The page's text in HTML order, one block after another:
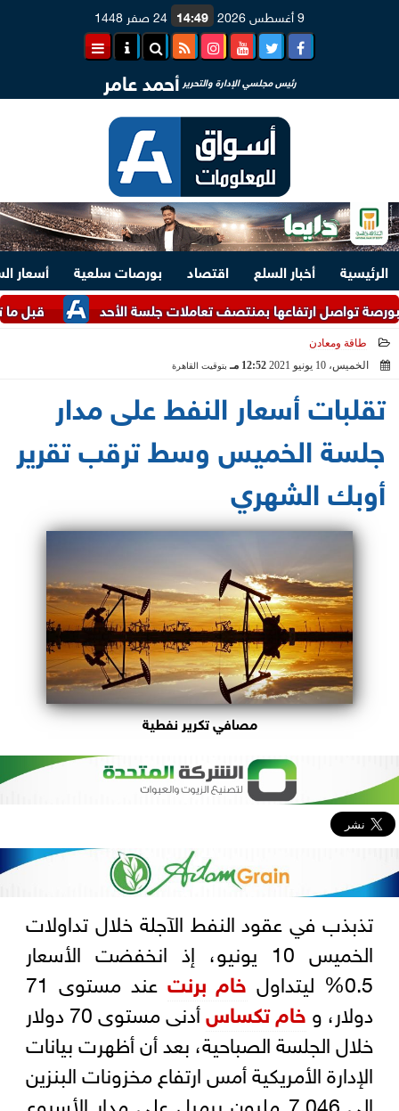
9 أغسطس 2026 14:49 24 صفر 1448
رئيس مجلسي الإدارة والتحرير أحمد عامر
الرئيسية أخبار السلع اقتصاد بورصات سلعية
أسعار
قبل ما تشتري.. اعرف
ارتفاعها بمنتصف تعاملات جلسة الأحد
طاقة ومعادن
الخميس، 10 يونيو 2021
12:52 مـ بتوقيت القاهرة
تقلبات أسعار النفط على مدار
جلسة الخميس وسط ترقب تقرير
أوبك الشهري
مصافي تكرير نفطية
تذبذب في عقود النفط الآجلة خلال تداولات
الخميس 10 يونيو، إذ انخفضت الأسعار
0.5% ليتداول
خام برنت
عند مستوى 71
دولار، وخام تكساس
أدنى مستوى 70 دولار
خلال الجلسة الصباحية، بعد أن أظهرت بيانات
الإدارة الأمريكية أمس ارتفاع مخزونات البنزين
إلى 7.046 مليون برميل على مدار الأسبوع